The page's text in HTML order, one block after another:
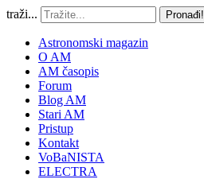
traži... Pronađi!
Astronomski magazin
O AM
AM časopis
Forum
Blog AM
Stari AM
Pristup
Kontakt
VoBaNISTA
ELECTRA